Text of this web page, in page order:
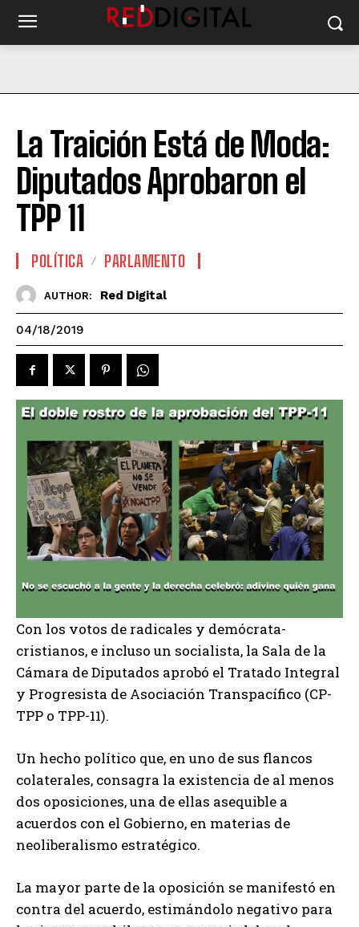
La Traición Está de Moda:
Diputados Aprobaron el
TPP 11
POLÍTICA PARLAMENTO
AUTHOR: Red Digital
04/18/2019
Con los votos de radicales y demócrata-
cristianos, e incluso un socialista, la Sala de la
Cámara de Diputados aprobó el Tratado Integral
y Progresista de Asociación Transpacífico (CP-
TPP o TPP-11).
Un hecho político que, en uno de sus flancos
colaterales, consagra la existencia de al menos
dos oposiciones, una de ellas asequible a
acuerdos con el Gobierno, en materias de
neoliberalismo estratégico.
La mayor parte de la oposición se manifestó en
contra del acuerdo, estimándolo negativo para